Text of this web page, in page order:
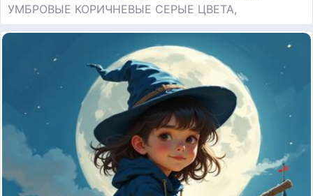
УМБРОВЫЕ КОРИЧНЕВЫЕ СЕРЫЕ ЦВЕТА,